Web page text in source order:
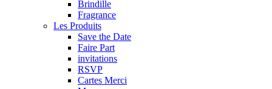
Brindille
Fragrance
Les Produits
Save the Date
Faire Part
invitations
RSVP
Cartes Merci